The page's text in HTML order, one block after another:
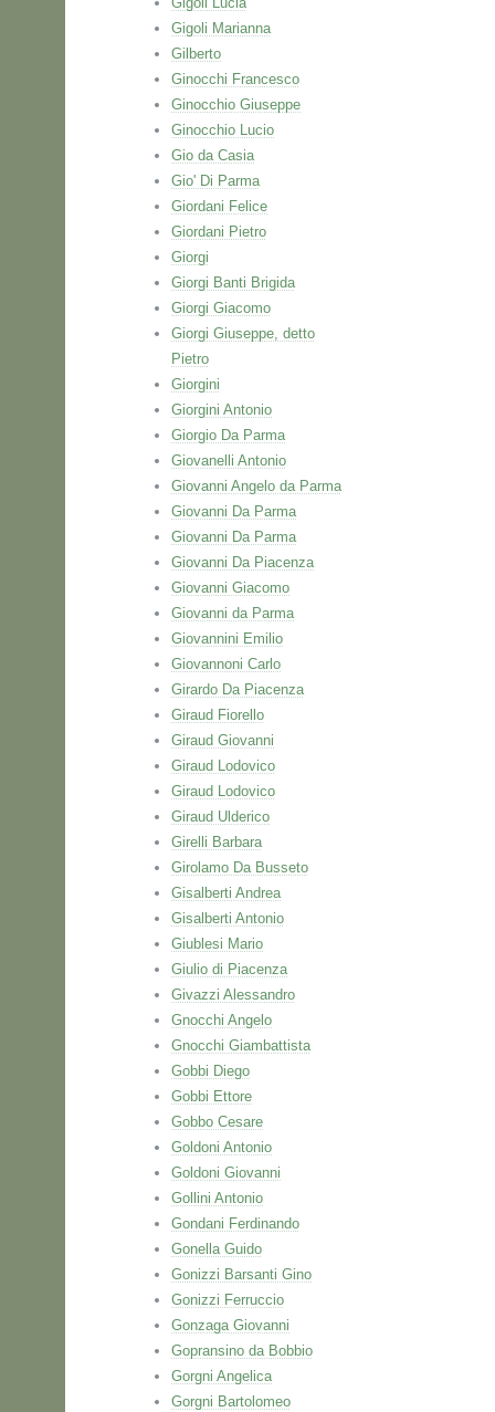
Gigoli Marianna
Gilberto
Ginocchi Francesco
Ginocchio Giuseppe
Ginocchio Lucio
Gio da Casia
Gio' Di Parma
Giordani Felice
Giordani Pietro
Giorgi
Giorgi Banti Brigida
Giorgi Giacomo
Giorgi Giuseppe, detto
Pietro
Giorgini
Giorgini Antonio
Giorgio Da Parma
Giovanelli Antonio
Giovanni Angelo da Parma
Giovanni Da Parma
Giovanni Da Parma
Giovanni Da Piacenza
Giovanni Giacomo
Giovanni da Parma
Giovannini Emilio
Giovannoni Carlo
Girardo Da Piacenza
Giraud Fiorello
Giraud Giovanni
Giraud Lodovico
Giraud Lodovico
Giraud Ulderico
Girelli Barbara
Girolamo Da Busseto
Gisalberti Andrea
Gisalberti Antonio
Giublesi Mario
Giulio di Piacenza
Givazzi Alessandro
Gnocchi Angelo
Gnocchi Giambattista
Gobbi Diego
Gobbi Ettore
Gobbo Cesare
Goldoni Antonio
Goldoni Giovanni
Gollini Antonio
Gondani Ferdinando
Gonella Guido
Gonizzi Barsanti Gino
Gonizzi Ferruccio
Gonzaga Giovanni
Gopransino da Bobbio
Gorgni Angelica
Gorgni Bartolomeo